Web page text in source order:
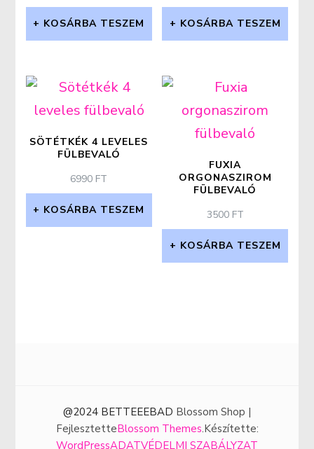
KOSÁRBA TESZEM KOSÁRBA TESZEM
SÖTÉTKÉK 4 LEVELES
FÜLBEVALÓ
6990 FT
KOSÁRBA TESZEM
FUXIA
ORGONASZIROM
FÜLBEVALÓ
3500 FT
KOSÁRBA TESZEM
@2024 BETTEEEBAD Blossom Shop |
FejlesztetteBlossom Themes.Készítette:
WordPressADATVÉDELMI SZABÁLYZAT